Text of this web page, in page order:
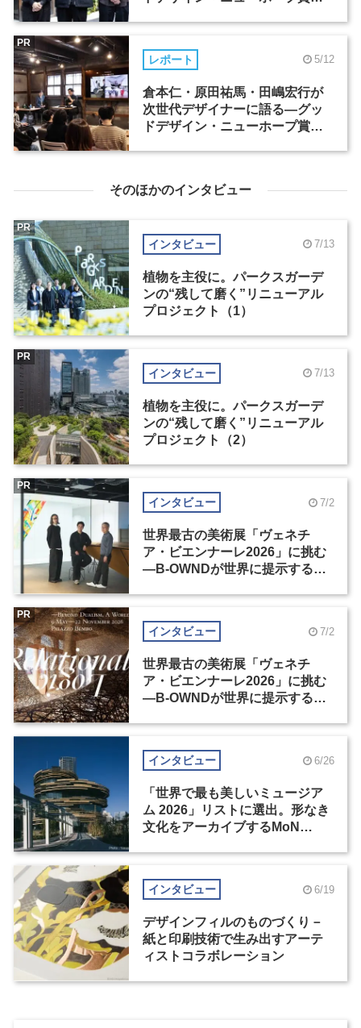
レポート 5/12
倉本仁・原田祐馬・田嶋宏行が
次世代デザイナーに語る―グッ
ドデザイン・ニューホープ賞セ
PR
そのほかのインタビュー
インタビュー 7/13
植物を主役に。パークスガーデ
ンの“残して磨く”リニューアル
プロジェクト（1）
PR
インタビュー 7/13
植物を主役に。パークスガーデ
ンの“残して磨く”リニューアル
プロジェクト（2）
PR
インタビュー 7/2
世界最古の美術展「ヴェネチ
ア・ビエンナーレ2026」に挑む
―B-OWNDが世界に提示する美
PR
インタビュー 7/2
世界最古の美術展「ヴェネチ
ア・ビエンナーレ2026」に挑む
―B-OWNDが世界に提示する美
PR
インタビュー 6/26
「世界で最も美しいミュージア
ム 2026」リストに選出。形なき
文化をアーカイブするMoN
インタビュー 6/19
デザインフィルのものづくり－
紙と印刷技術で生み出すアーテ
ィストコラボレーション